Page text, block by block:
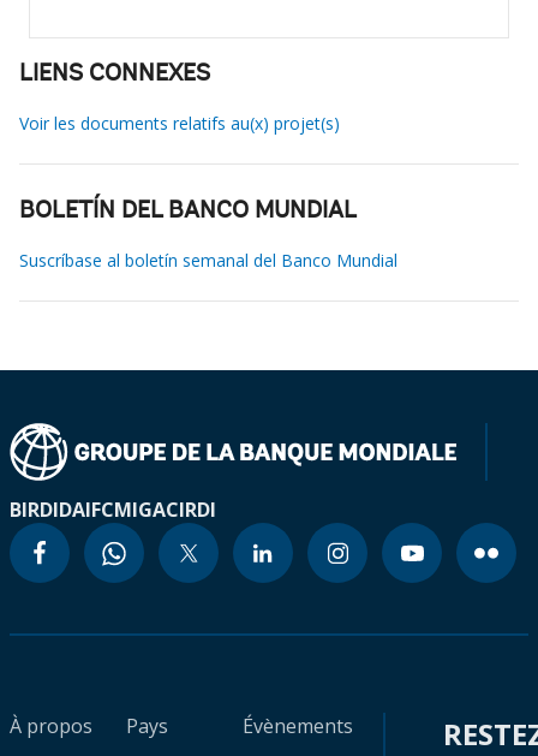
LIENS CONNEXES
Voir les documents relatifs au(x) projet(s)
BOLETÍN DEL BANCO MUNDIAL
Suscríbase al boletín semanal del Banco Mundial
BIRDIDAIFCMIGACIRDI
À propos
Pays
Évènements